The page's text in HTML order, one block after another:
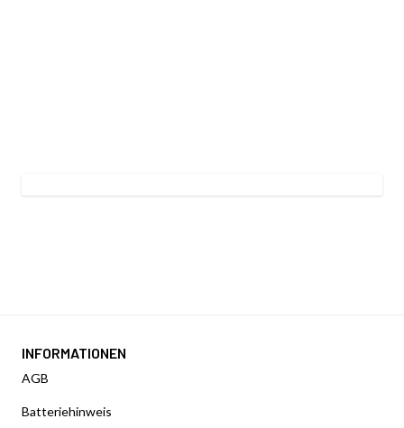
INFORMATIONEN
AGB
Batteriehinweis